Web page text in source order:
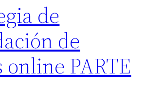
de
de
online PARTE